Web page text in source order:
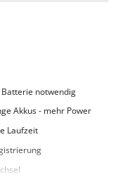
Batterie notwendig
Akkus - mehr Power
Laufzeit